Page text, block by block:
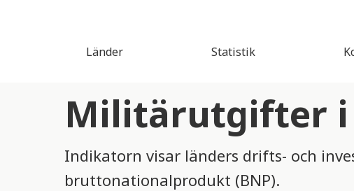
Länder Statistik
Militärutgifter i
Indikatorn visar länders drifts- och
bruttonationalprodukt (BNP).